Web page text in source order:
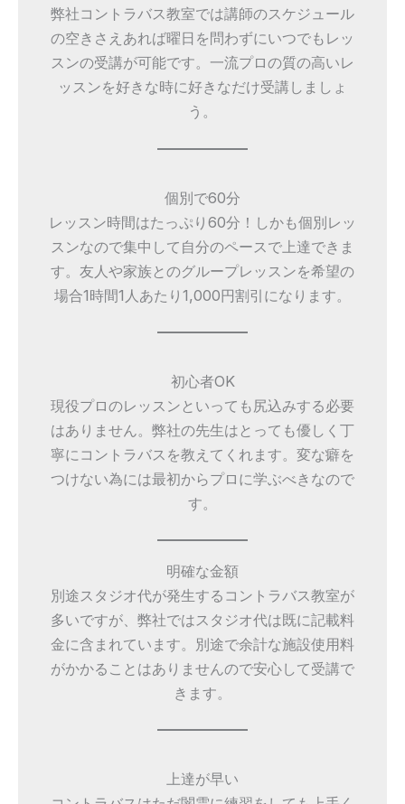
弊社コントラバス教室では講師のスケジュール
の空きさえあれば曜日を問わずにいつでもレッ
スンの受講が可能です。一流プロの質の高いレ
ッスンを好きな時に好きなだけ受講しましょ
う。
個別で60分
レッスン時間はたっぷり60分！しかも個別レッ
スンなので集中して自分のペースで上達できま
す。友人や家族とのグループレッスンを希望の
場合1時間1人あたり1,000円割引になります。
初心者OK
現役プロのレッスンといっても尻込みする必要
はありません。弊社の先生はとっても優しく丁
寧にコントラバスを教えてくれます。変な癖を
つけない為には最初からプロに学ぶべきなので
す。
明確な金額
別途スタジオ代が発生するコントラバス教室が
多いですが、弊社ではスタジオ代は既に記載料
金に含まれています。別途で余計な施設使用料
がかかることはありませんので安心して受講で
きます。
上達が早い